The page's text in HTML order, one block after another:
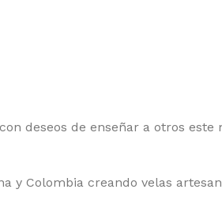
deseos de enseñar a otros
y Colombia creando velas